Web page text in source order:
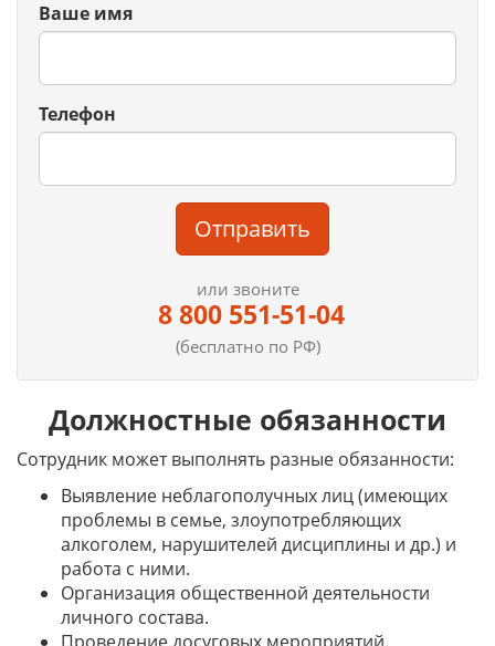
Ваше имя
Телефон
Отправить
или звоните
8 800 551-51-04
(бесплатно по РФ)
Должностные обязанности
Сотрудник может выполнять разные обязанности:
Выявление неблагополучных лиц (имеющих
проблемы в семье, злоупотребляющих
алкоголем, нарушителей дисциплины и др.) и
работа с ними.
Организация общественной деятельности
личного состава.